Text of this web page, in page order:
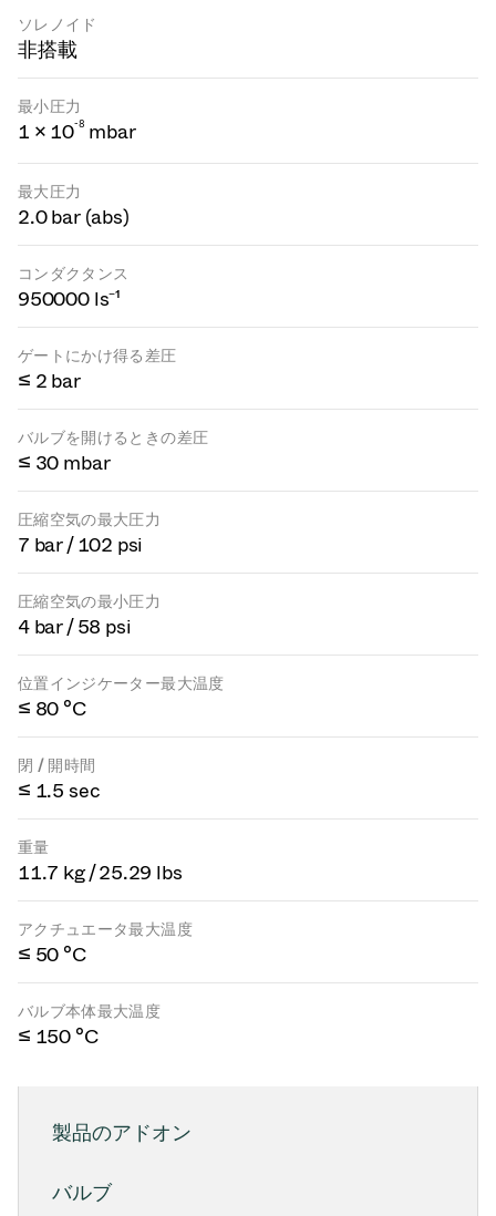
ソレノイド
非搭載
最小圧力
1 × 10-8 mbar
最大圧力
2.0 bar (abs)
コンダクタンス
950000 ls⁻¹
ゲートにかけ得る差圧
≤ 2 bar
バルブを開けるときの差圧
≤ 30 mbar
圧縮空気の最大圧力
7 bar / 102 psi
圧縮空気の最小圧力
4 bar / 58 psi
位置インジケーター最大温度
≤ 80 °C
閉 / 開時間
≤ 1.5 sec
重量
11.7 kg / 25.29 lbs
アクチュエータ最大温度
≤ 50 °C
バルブ本体最大温度
≤ 150 °C
製品のアドオン
バルブ